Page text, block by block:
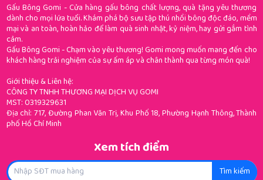
Gấu Bông Gomi - Cửa hàng gấu bông chất lượng, quà tặng yêu thương
dành cho mọi lứa tuổi. Khám phá bộ sưu tập thú nhồi bông độc đáo, mềm
mại và an toàn, hoàn hảo để làm quà sinh nhật, kỷ niệm, hay gửi gắm tình
cảm.
Gấu Bông Gomi - Chạm vào yêu thương! Gomi mong muốn mang đến cho
khách hàng trải nghiệm của sự ấm áp và chân thành qua từng món quà!
Giới thiệu & Liên hệ:
CÔNG TY TNHH THƯƠNG MẠI DỊCH VỤ GOMI
MST: 0319329631
Địa chỉ: 717, Đường Phan Văn Trị, Khu Phố 18, Phường Hạnh Thông, Thành
phố Hồ Chí Minh
Xem tích điểm
Tìm kiếm